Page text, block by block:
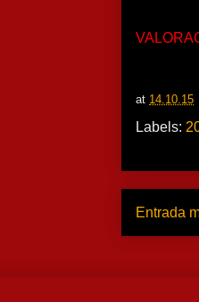
at 14.10.15
Labels:
Entrada